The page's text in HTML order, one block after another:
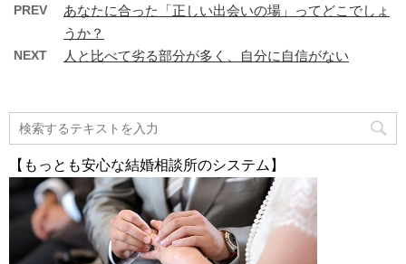
PREV
あなたに合った「正しい出会いの場」ってどこでしょ
うか？
NEXT 人と比べて劣る部分が多く、自分に自信がない
【もっとも安心な結婚相談所のシステム】